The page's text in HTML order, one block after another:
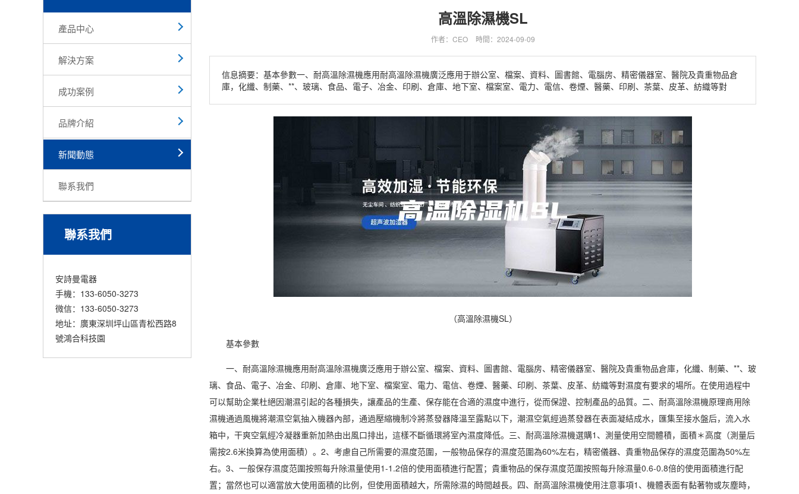
產品中心
解決方案
成功案例
品牌介紹
新聞動態
聯系我們
聯系我們
安詩曼電器
手機：133-6050-3273
微信：133-6050-3273
地址：廣東深圳坪山區青松西路8
號鴻合科技園
高溫除濕機SL
作者：CEO 時間：2024-09-09
信息摘要：基本參數一、耐高溫除濕機應用耐高溫除濕機廣泛應用于辦公室、檔案、資料、圖書館、電腦房、精密儀器室、醫院及貴重物品倉
庫，化纖、制藥、**、玻璃、食品、電子、冶金、印刷、倉庫、地下室、檔案室、電力、電信、卷煙、醫藥、印刷、茶葉、皮革、紡織等對
（高溫除濕機SL）
基本參數
一、耐高溫除濕機應用耐高溫除濕機廣泛應用于辦公室、檔案、資料、圖書館、電腦房、精密儀器室、醫院及貴重物品倉庫，化纖、制藥、**、玻
璃、食品、電子、冶金、 印刷、倉庫、地下室、檔案室、 電力、電信、卷煙、醫藥、印刷、 茶葉、皮革、紡織等對濕度有要求的場所。在使用過程中
可以幫助企業杜絕因潮濕引起的各種損失，讓產品的生產、保存能在合適的濕度中進行，從而保證、控制產品的品質。二、耐高溫除濕機原理商用除
濕機通過風機將潮濕空氣抽入機器內部，通過壓縮機制冷將蒸發器降溫至露點以下，潮濕空氣經過蒸發器在表面凝結成水，匯集至接水盤后，流入水
箱中，干爽空氣經冷凝器重新加熱由出風口排出，這樣不斷循環將室內濕度降低。三、耐高溫除濕機選購1、測量使用空間體積，面積＊高度（測量后
需按2.6米換算為使用面積）。2、考慮自己所需要的濕度范圍，一般物品保存的濕度范圍為60%左右，精密儀器、貴重物品保存的濕度范圍為50%左
右。3、一般保存濕度范圍按照每升除濕量使用1-1.2倍的使用面積進行配置；貴重物品的保存濕度范圍按照每升除濕量0.6-0.8倍的使用面積進行配
置；當然也可以適當放大使用面積的比例，但使用面積越大，所需除濕的時間越長。四、耐高溫除濕機使用注意事項1、機體表面有黏著物或灰塵時，